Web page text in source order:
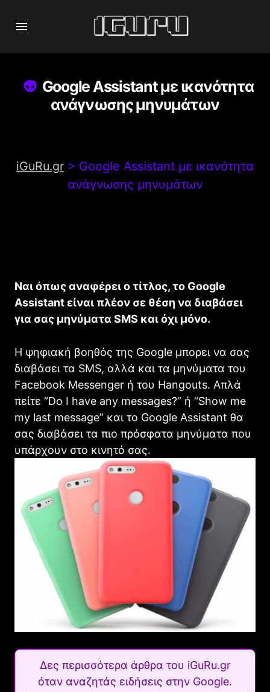
Google Assistant με ικανότητα
ανάγνωσης μηνυμάτων
iGuRu.gr > Google Assistant με ικανότητα
ανάγνωσης μηνυμάτων
Ναι όπως αναφέρει ο τίτλος, το Google
Assistant είναι πλέον σε θέση να διαβάσει
για σας μηνύματα SMS και όχι μόνο.
Η ψηφιακή βοηθός της Google μπορει να σας
διαβάσει τα SMS, αλλά και τα μηνύματα του
Facebook Messenger ή του Hangouts. Απλά
πείτε “Do I have any messages?” ή “Show me
my last message” και το Google Assistant θα
σας διαβάσει τα πιο πρόσφατα μηνύματα που
υπάρχουν στο κινητό σας.
Δες περισσότερα άρθρα του iGuRu.gr
όταν αναζητάς ειδήσεις στην Google.